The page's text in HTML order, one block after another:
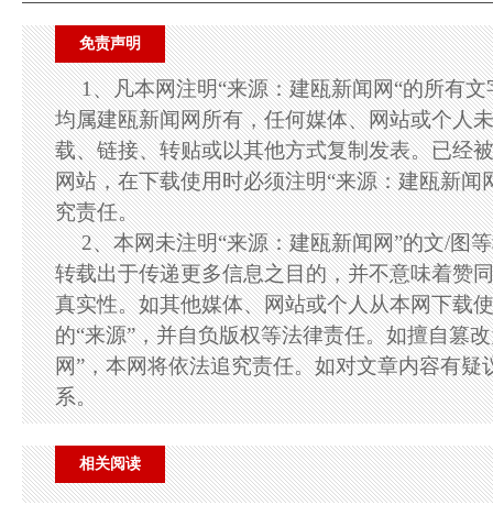
免责声明
1、凡本网注明“来源：建瓯新闻网“的所有
均属建瓯新闻网所有，任何媒体、网站或个人
载、链接、转贴或以其他方式复制发表。已经
网站，在下载使用时必须注明“来源：建瓯新闻
究责任。
2、本网未注明“来源：建瓯新闻网”的文/图
转载出于传递更多信息之目的，并不意味着赞
真实性。如其他媒体、网站或个人从本网下载
的“来源”，并自负版权等法律责任。如擅自篡
网”，本网将依法追究责任。如对文章内容有疑
系。
相关阅读